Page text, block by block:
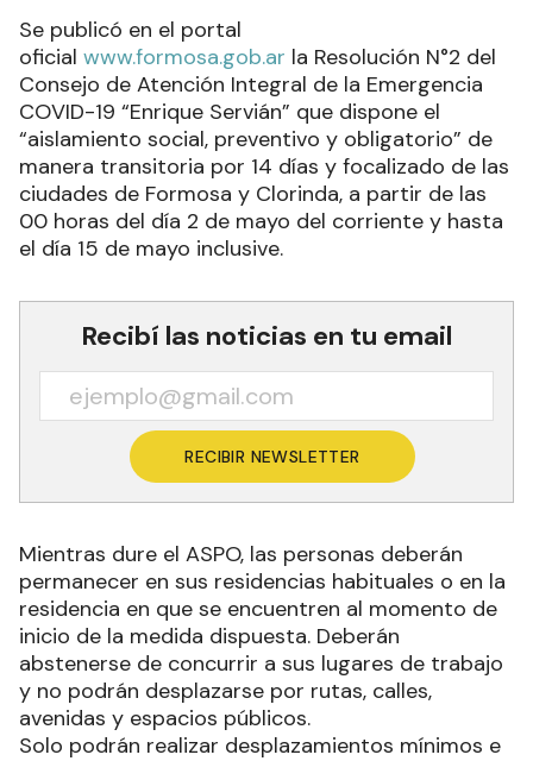
Se publicó en el portal
oficial www.formosa.gob.ar la Resolución N°2 del
Consejo de Atención Integral de la Emergencia
COVID-19 “Enrique Servián” que dispone el
“aislamiento social, preventivo y obligatorio” de
manera transitoria por 14 días y focalizado de las
ciudades de Formosa y Clorinda, a partir de las
00 horas del día 2 de mayo del corriente y hasta
el día 15 de mayo inclusive.
Recibí las noticias en tu email
RECIBIR NEWSLETTER
Mientras dure el ASPO, las personas deberán
permanecer en sus residencias habituales o en la
residencia en que se encuentren al momento de
inicio de la medida dispuesta. Deberán
abstenerse de concurrir a sus lugares de trabajo
y no podrán desplazarse por rutas, calles,
avenidas y espacios públicos.
Solo podrán realizar desplazamientos mínimos e